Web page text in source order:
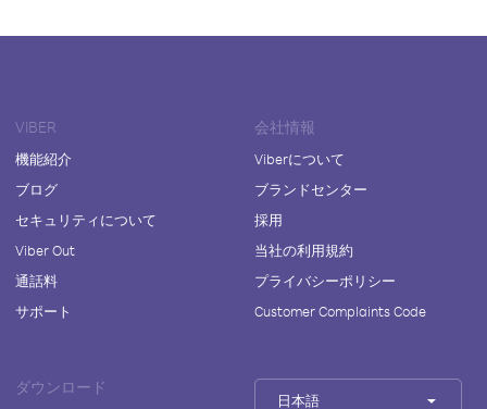
VIBER
機能紹介
ブログ
セキュリティについて
Viber Out
通話料
サポート
会社情報
Viberについて
ブランドセンター
採用
当社の利用規約
プライバシーポリシー
Customer Complaints Code
ダウンロード
日本語